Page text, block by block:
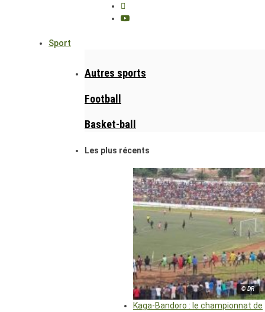
Sport
Autres sports
Football
Basket-ball
Les plus récents
© DR
Kaga-Bandoro : le championnat de